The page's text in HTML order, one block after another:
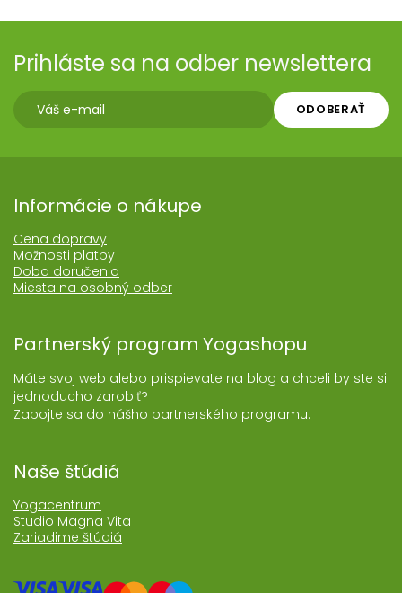
Prihláste sa na odber newslettera
ODOBERAŤ
Informácie o nákupe
Cena dopravy
Možnosti platby
Doba doručenia
Miesta na osobný odber
Partnerský program Yogashopu
Máte svoj web alebo prispievate na blog a chceli by ste si
jednoducho zarobiť?
Zapojte sa do nášho partnerského programu.
Naše štúdiá
Yogacentrum
Studio Magna Vita
Zariadime štúdiá